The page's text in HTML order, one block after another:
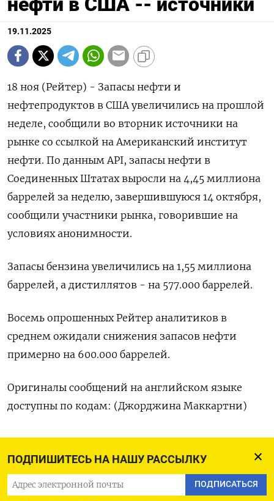
ПОДПИШИТЕСЬ НА НАШУ РАССЫЛКУ
ПОДПИСАТЬСЯ
19.11.2025
18 ноя (Рейтер) - Запасы нефти и
нефтепродуктов в США увеличились на прошлой
неделе, сообщили во вторник источники на
рынке со ссылкой на Американский институт
нефти. По данным API, запасы нефти в
Соединенных Штатах выросли на 4,45 миллиона
баррелей за неделю, завершившуюся 14 октября,
сообщили участники рынка, говорившие на
условиях анонимности.
Запасы бензина увеличились на 1,55 миллиона
баррелей, а дистиллятов - на 577.000 баррелей.
Восемь опрошенных Рейтер аналитиков в
среднем ожидали снижения запасов нефти
примерно на 600.000 баррелей.
Оригиналы сообщений на английском языке
доступны по кодам: (Джорджина Маккартни)
ПОДПИСАТЬСЯ НА ТЕЛЕГРАМ
ПОДПИСАТЬСЯ В GOOGLE